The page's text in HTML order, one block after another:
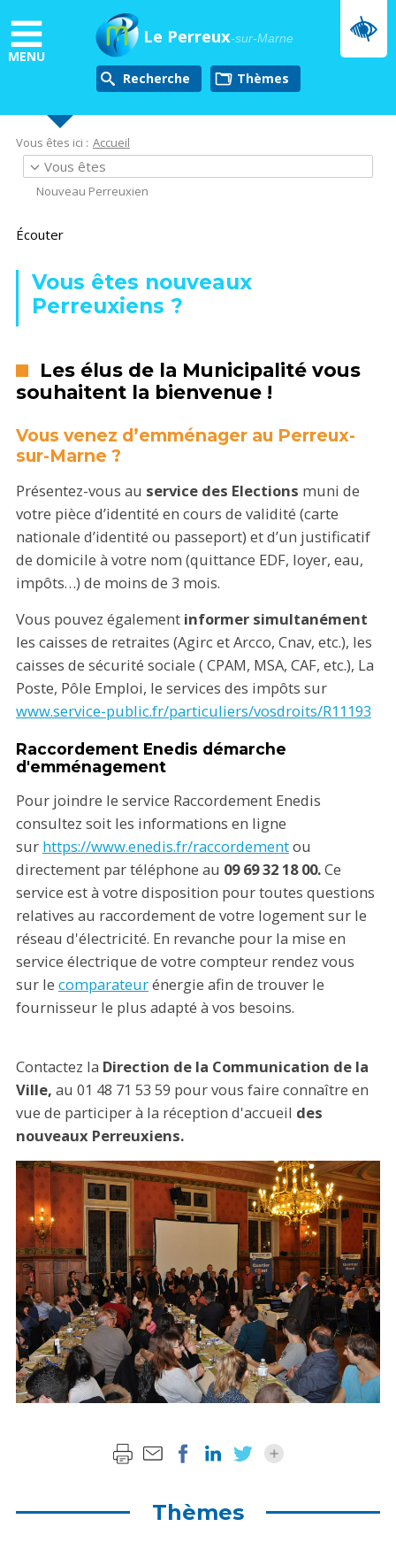
au
contenu
principal
MENU
Le Perreux-sur-Marne
Recherche thèmes
Vous êtes ici : Accueil
Vous êtes
Nouveau Perreuxien
Écouter
Vous êtes nouveaux
Perreuxiens ?
Les élus de la Municipalité vous
souhaitent la bienvenue !
Vous venez d’emménager au Perreux-
sur-Marne ?
Présentez-vous au service des Elections muni de
votre pièce d’identité en cours de validité (carte
nationale d’identité ou passeport) et d’un justificatif
de domicile à votre nom (quittance EDF, loyer, eau,
impôts…) de moins de 3 mois.
Vous pouvez également informer simultanément
les caisses de retraites (Agirc et Arcco, Cnav, etc.), les
caisses de sécurité sociale ( CPAM, MSA, CAF, etc.), La
Poste, Pôle Emploi, le services des impôts sur
www.service-public.fr/particuliers/vosdroits/R11193
Raccordement Enedis démarche
d'emménagement
Pour joindre le service Raccordement Enedis
consultez soit les informations en ligne
sur https://www.enedis.fr/raccordementou
directement par téléphone au 09 69 32 18 00.Ce
service est à votre disposition pour toutes questions
relatives au raccordement de votre logement sur le
réseau d'électricité. En revanche pour la mise en
service électrique de votre compteur rendez vous
sur le comparateurénergie afin de trouver le
fournisseur le plus adapté à vos besoins.
Contactez la Direction de la Communication de la
Ville, au 01 48 71 53 59 pour vous faire connaître en
vue de participer à la réception d'accueil des
nouveaux Perreuxiens.
Thèmes